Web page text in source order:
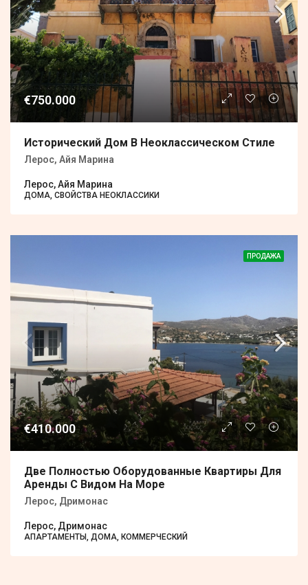
€750.000
Исторический Дом В Неоклассическом Стиле
Лерос, Айя Марина
Лерос, Айя Марина
ДОМА, СВОЙСТВА НЕОКЛАССИКИ
ПРОДАЖА
€410.000
Две Полностью Оборудованные Квартиры Для
Аренды С Видом На Море
Лерос, Дримонас
Лерос, Дримонас
АПАРТАМЕНТЫ, ДОМА, КОММЕРЧЕСКИЙ